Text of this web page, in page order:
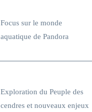
Focus sur le monde
aquatique de Pandora
Exploration du Peuple des
cendres et nouveaux enjeux